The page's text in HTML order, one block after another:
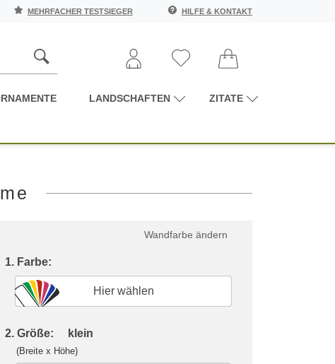
MEHRFACHER TESTSIEGER HILFE & KONTAKT
LANDSCHAFTEN ZITATE
Wandfarbe ändern
1. Farbe:
Hier wählen
2. Größe: klein
(Breite x Höhe)